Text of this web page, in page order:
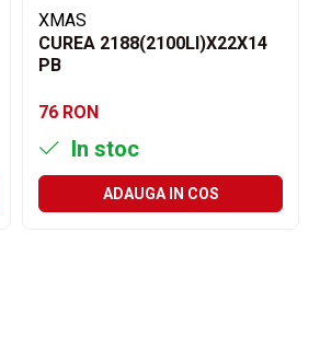
XMAS
CUREA 2188(2100LI)X22X14
PB
76 RON
In stoc
ADAUGA IN COS